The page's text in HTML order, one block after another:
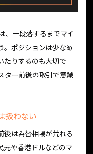
、一段落するまでマイ
。ポジションは少なめ
たりするのも大切で
ター前後の取引で意識
扱わない
後は為替相場が荒れる
元や香港ドルなどのマ